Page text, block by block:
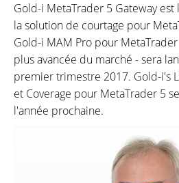
Gold-i MetaTrader 5 Gateway
la solution de courtage pour
Gold-i MAM Pro pour
plus avancée du marché - sera
premier trimestre 2017. Gold-i's
et Coverage pour MetaTrader 5
l'année prochaine.